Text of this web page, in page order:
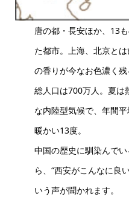
唐の都・長安ほか、13
た都市。上海、北京と
の香りが今なお色濃く残
総人口は700万人。夏は
な内陸型気候で、年間
暖かい13度。
中国の歴史に馴染んで
ら、“西安がこんなに良
いう声が聞かれます。